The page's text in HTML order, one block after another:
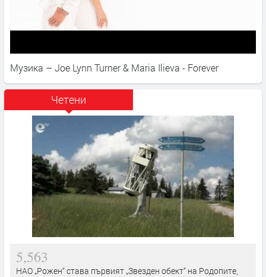
Музика – Joe Lynn Turner & Maria Ilieva - Forever
Четени
5,563
НАО „Рожен“ става първият „Звезден обект“ на Родопите,